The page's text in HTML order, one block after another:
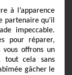
à l’apparence
partenaire qu’il
impeccable.
pour réparer,
offrons un
tout cela sans
gâcher le